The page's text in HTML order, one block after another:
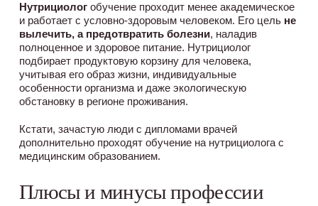
Нутрициолог обучение проходит менее академическое
и работает с условно-здоровым человеком. Его цель не
вылечить, а предотвратить болезни, наладив
полноценное и здоровое питание. Нутрициолог
подбирает продуктовую корзину для человека,
учитывая его образ жизни, индивидуальные
особенности организма и даже экологическую
обстановку в регионе проживания.
Кстати, зачастую люди с дипломами врачей
дополнительно проходят обучение на нутрициолога с
медицинским образованием.
Плюсы и минусы профессии